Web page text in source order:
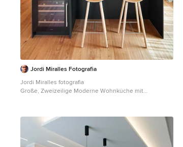
Jordi Miralles Fotografia
Jordi Miralles fotografia
Große, Zweizeilige Moderne Wohnküche mit
Küchenrückwand in Schwarz, Kalk-Rückwand,
Küchengeräten aus Edelstahl, Kücheninsel, schwarzer
Arbeitsplatte, hellem Holzboden und beigem Boden in
Barcelona